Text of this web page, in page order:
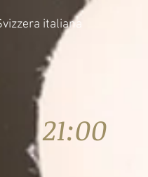
italiana
21:00